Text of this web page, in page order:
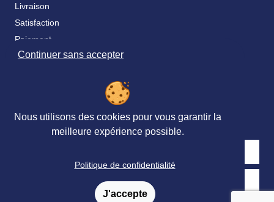
Livraison
Satisfaction
Paiement
Catalogue & bon de commande
Nos partenaires
Continuer sans accepter
Nous utilisons des cookies pour vous garantir la
meilleure expérience possible.
Politique de confidentialité
J'accepte